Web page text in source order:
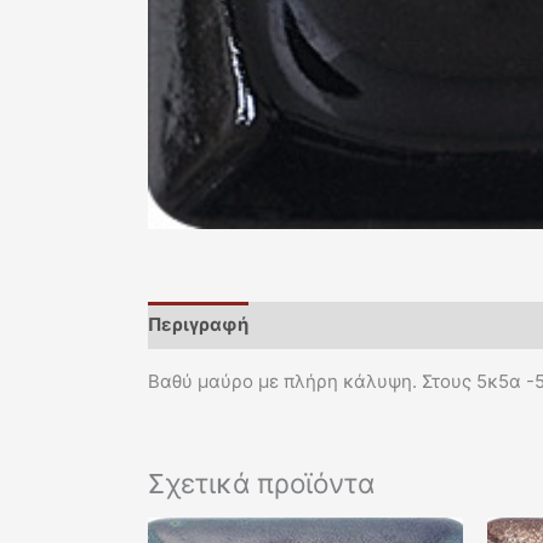
Περιγραφή
Βαθύ μαύρο με πλήρη κάλυψη. Στους 5κ5α -
Σχετικά προϊόντα